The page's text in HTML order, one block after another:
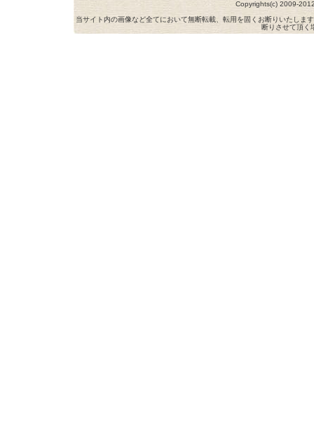
Copyrights(c) 2009-
当サイト内の画像など全てにおいて無断転載、転用を固くお断りいたしま
断りさせて頂く